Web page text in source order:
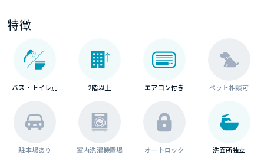
特徴
バス・トイレ別 2階以上 エアコン付き ペット相談可
駐車場あり 室内洗濯機置場 オートロック 洗面所独立